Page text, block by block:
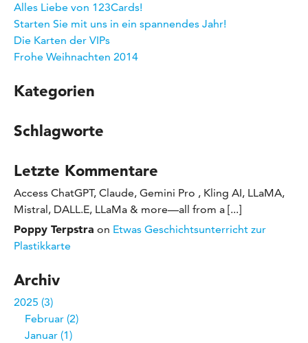
Alles Liebe von 123Cards!
Starten Sie mit uns in ein spannendes Jahr!
Die Karten der VIPs
Frohe Weihnachten 2014
Kategorien
Schlagworte
Letzte Kommentare
Access ChatGPT, Claude, Gemini Pro , Kling AI, LLaMA,
Mistral, DALL.E, LLaMa & more—all from a [...]
Poppy Terpstra on Etwas Geschichtsunterricht zur
Plastikkarte
Archiv
2025 3
Februar 2
Januar 1